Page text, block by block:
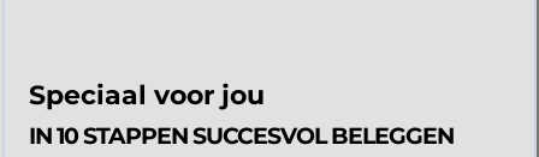
Speciaal voor jou
IN 10 STAPPEN SUCCESVOL BELEGGEN